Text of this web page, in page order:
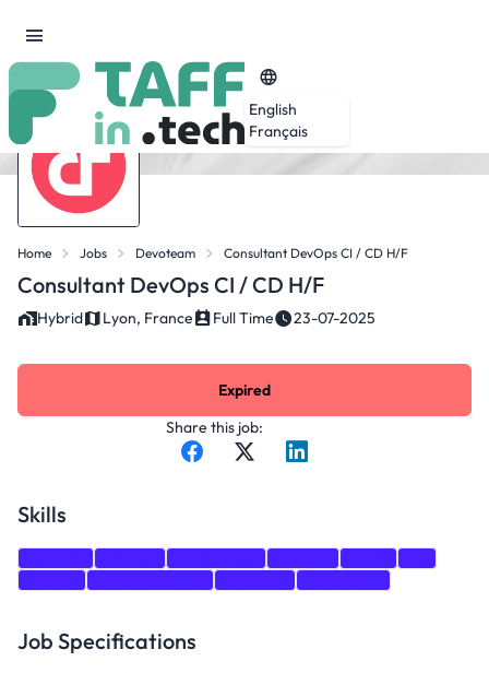
English
Français
Home Jobs Devoteam Consultant DevOps CI / CD H/F
Consultant DevOps CI / CD H/F
Hybrid Lyon, France Full Time 23-07-2025
Share this job:
Expired
Skills
Job Specifications